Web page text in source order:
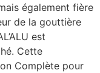
également fière
de la gouttière
est
Cette
Complète pour